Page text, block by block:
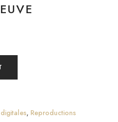
, Reproductions